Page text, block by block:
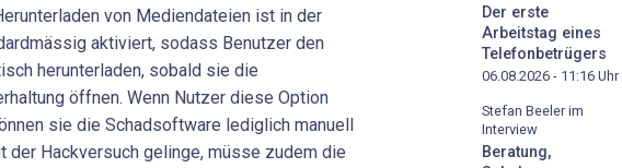
von Mediendateien ist in der
aktiviert, sodass Benutzer den
herunterladen, sobald sie die
öffnen. Wenn Nutzer diese Option
sie die Schadsoftware lediglich manuell
der Hackversuch gelinge, müsse zudem die
Der erste
Arbeitstag eines
Telefonbetrügers
06.08.2026 - 11:16 Uhr
Stefan Beeler im
Interview
Beratung,